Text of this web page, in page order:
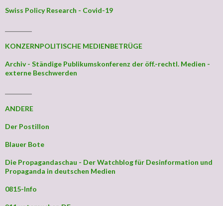
Swiss Policy Research - Covid-19
KONZERNPOLITISCHE MEDIENBETRÜGE
Archiv - Ständige Publikumskonferenz der öff.-rechtl. Medien -
externe Beschwerden
ANDERE
Der Postillon
Blauer Bote
Die Propagandaschau - Der Watchblog für Desinformation und
Propaganda in deutschen Medien
0815-Info